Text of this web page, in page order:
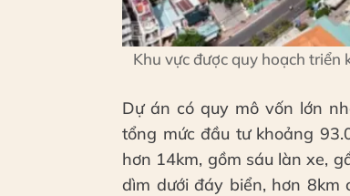
Khu vực được quy hoạch triển
Dự án có quy mô vốn lớn
tổng mức đầu tư khoảng
hơn 14km, gồm sáu làn xe,
dìm dưới đáy biển, hơn 8km